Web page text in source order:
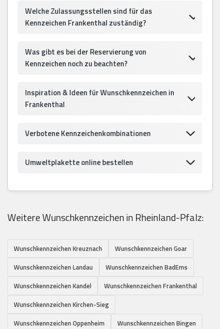
Welche Zulassungsstellen sind für das
Kennzeichen Frankenthal zuständig?
Was gibt es bei der Reservierung von
Kennzeichen noch zu beachten?
Inspiration & Ideen für Wunschkennzeichen in
Frankenthal
Verbotene Kennzeichenkombinationen
Umweltplakette online bestellen
Weitere Wunschkennzeichen in Rheinland-Pfalz:
Wunschkennzeichen Kreuznach
Wunschkennzeichen Goar
Wunschkennzeichen Landau
Wunschkennzeichen BadEms
Wunschkennzeichen Kandel
Wunschkennzeichen Frankenthal
Wunschkennzeichen Kirchen-Sieg
Wunschkennzeichen Oppenheim
Wunschkennzeichen Bingen